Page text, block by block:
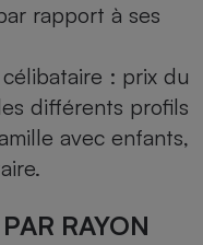
rapport à ses
: prix du
différents profils
avec enfants,
RAYON